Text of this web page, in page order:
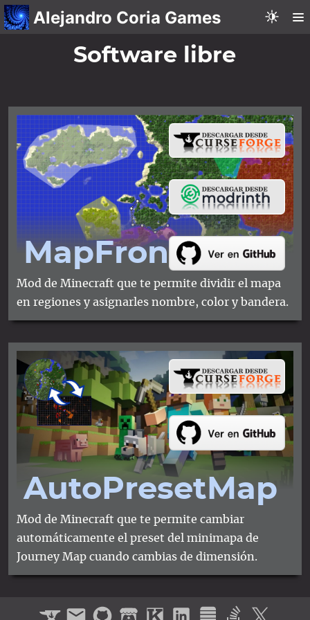
Alejandro Coria Games
Software libre
Map​Frontiers
Mod de Minecraft que te permite dividir el mapa
en regiones y asignarles nombre, color y bandera.
Auto​Preset​Map
Mod de Minecraft que te permite cambiar
automáticamente el preset del minimapa de
Journey Map cuando cambias de dimensión.